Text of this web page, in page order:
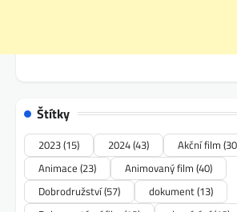
Štítky
2023(15) 2024(43) Akční film
Animace (23) Animovaný film (40)
Dobrodružství(57) dokument(13)